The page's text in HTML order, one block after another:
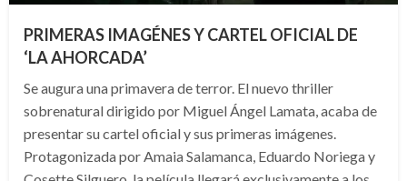
PRIMERAS IMAGÉNES Y CARTEL OFICIAL DE
‘LA AHORCADA’
Se augura una primavera de terror. El nuevo thriller
sobrenatural dirigido por Miguel Ángel Lamata, acaba de
presentar su cartel oficial y sus primeras imágenes.
Protagonizada por Amaia Salamanca, Eduardo Noriega y